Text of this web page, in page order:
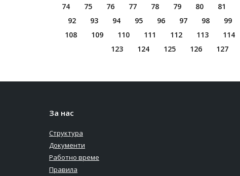
74
75 76 77 78 79 80 81
92
93 94 95 96 97 98 99
108
109 110 111 112 113 114
123
124 125 126 127
За нас
Структура
Документи
Работно време
Правила